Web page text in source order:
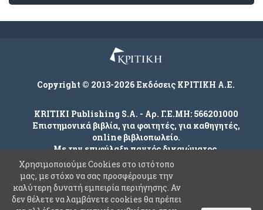
Copyright © 2013-2026 Εκδόσεις ΚΡΙΤΙΚΗ Α.Ε.
KRITIKI Publishing S.A. - Αρ. Γ.Ε.ΜΗ: 566201000
Επιστημονικά βιβλία, για φοιτητές, για καθηγητές,
online βιβλιοπωλείο.
Με την επιφύλαξη παντός δικαιώματος.
Company
Όροι χρήσης
Χρησιμοποιούμε Cookies στο ιστότοπο
μας, με στόχο να σας προσφέρουμε την
καλύτερη δυνατή εμπειρία περιήγησης. Αν
δεν θέλετε να λαμβάνετε cookies θα πρέπει